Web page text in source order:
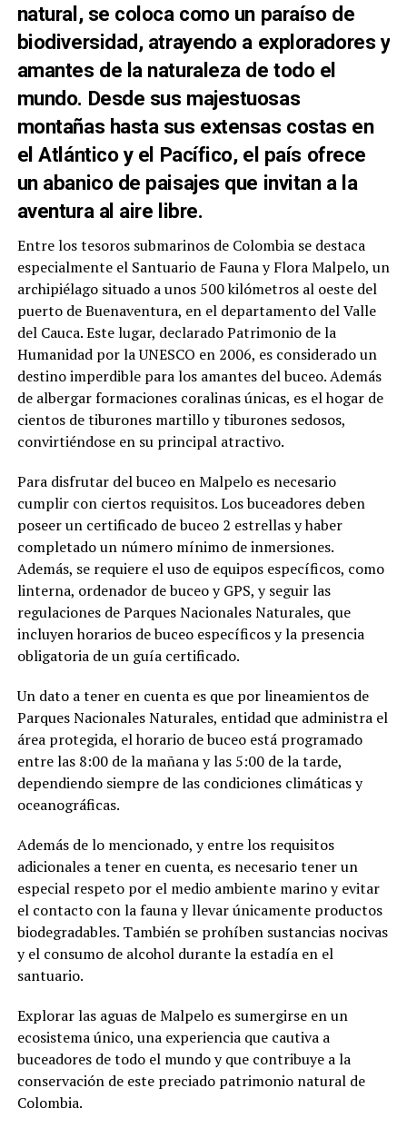
natural, se coloca como un paraíso de
biodiversidad, atrayendo a exploradores y
amantes de la naturaleza de todo el
mundo. Desde sus majestuosas
montañas hasta sus extensas costas en
el Atlántico y el Pacífico, el país ofrece
un abanico de paisajes que invitan a la
aventura al aire libre.
Entre los tesoros submarinos de Colombia se destaca
especialmente el Santuario de Fauna y Flora Malpelo, un
archipiélago situado a unos 500 kilómetros al oeste del
puerto de Buenaventura, en el departamento del Valle
del Cauca. Este lugar, declarado Patrimonio de la
Humanidad por la UNESCO en 2006, es considerado un
destino imperdible para los amantes del buceo. Además
de albergar formaciones coralinas únicas, es el hogar de
cientos de tiburones martillo y tiburones sedosos,
convirtiéndose en su principal atractivo.
Para disfrutar del buceo en Malpelo es necesario
cumplir con ciertos requisitos. Los buceadores deben
poseer un certificado de buceo 2 estrellas y haber
completado un número mínimo de inmersiones.
Además, se requiere el uso de equipos específicos, como
linterna, ordenador de buceo y GPS, y seguir las
regulaciones de Parques Nacionales Naturales, que
incluyen horarios de buceo específicos y la presencia
obligatoria de un guía certificado.
Un dato a tener en cuenta es que por lineamientos de
Parques Nacionales Naturales, entidad que administra el
área protegida, el horario de buceo está programado
entre las 8:00 de la mañana y las 5:00 de la tarde,
dependiendo siempre de las condiciones climáticas y
oceanográficas.
Además de lo mencionado, y entre los requisitos
adicionales a tener en cuenta, es necesario tener un
especial respeto por el medio ambiente marino y evitar
el contacto con la fauna y llevar únicamente productos
biodegradables. También se prohíben sustancias nocivas
y el consumo de alcohol durante la estadía en el
santuario.
Explorar las aguas de Malpelo es sumergirse en un
ecosistema único, una experiencia que cautiva a
buceadores de todo el mundo y que contribuye a la
conservación de este preciado patrimonio natural de
Colombia.